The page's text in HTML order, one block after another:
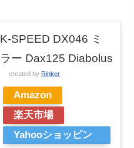
K-SPEED DX046 ミ
ラー Dax125 Diabolus
created byRinker
Amazon
楽天市場
Yahooショッピン